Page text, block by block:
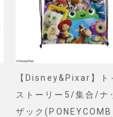
【Disney&Pixar】ト
ストーリー5/集合/ナ
ザック(PONEYCOMB